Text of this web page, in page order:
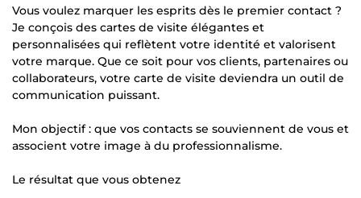
Vous voulez marquer les esprits dès le premier contact ?
Je conçois des cartes de visite élégantes et
personnalisées qui reflètent votre identité et valorisent
votre marque. Que ce soit pour vos clients, partenaires ou
collaborateurs, votre carte de visite deviendra un outil de
communication puissant.
Mon objectif : que vos contacts se souviennent de vous et
associent votre image à du professionnalisme.
Le résultat que vous obtenez